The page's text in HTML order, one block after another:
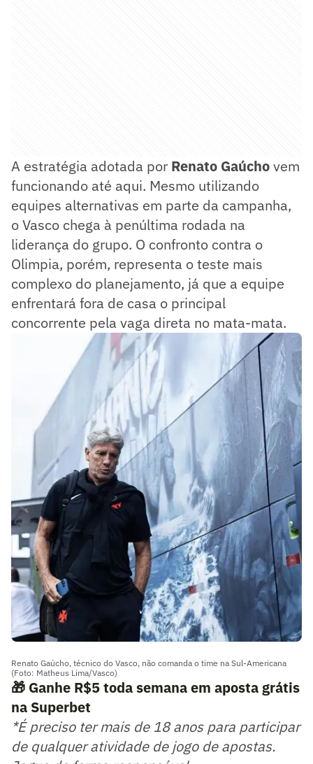
A estratégia adotada por Renato Gaúchovem
funcionando até aqui. Mesmo utilizando
equipes alternativas em parte da campanha,
o Vasco chega à penúltima rodada na
liderança do grupo. O confronto contra o
Olimpia, porém, representa o teste mais
complexo do planejamento, já que a equipe
enfrentará fora de casa o principal
concorrente pela vaga direta no mata-mata.
Renato Gaúcho, técnico do Vasco, não comanda o time na Sul-Americana
(Foto: Matheus Lima/Vasco)
🎁 Ganhe R$5 toda semana em aposta grátis
na Superbet
*É preciso ter mais de 18 anos para participar
de qualquer atividade de jogo de apostas.